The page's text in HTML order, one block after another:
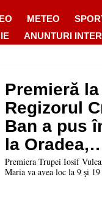
METEO
ANUNTURI
Premieră
Regizorul
Ban a pus
la Oradea,
spectacolul
Vania”
Premiera Trupei Iosif
Maria va avea loc la 9 şi